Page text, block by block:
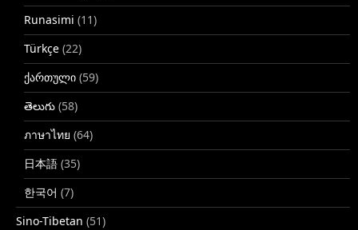
Runasimi (11)
Türkçe (22)
ქართული (59)
తెలుగు (58)
ภาษาไทย (64)
日本語 (35)
한국어 (7)
Sino-Tibetan (51)